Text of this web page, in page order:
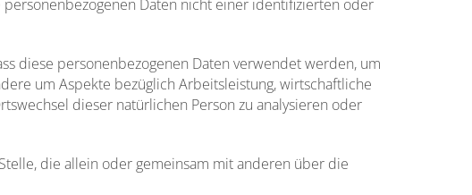
Daten nicht einer identifizierten oder
diese personenbezogenen Daten verwendet werden, um
um Aspekte bezüglich Arbeitsleistung, wirtschaftliche
dieser natürlichen Person zu analysieren oder
die allein oder gemeinsam mit anderen über die